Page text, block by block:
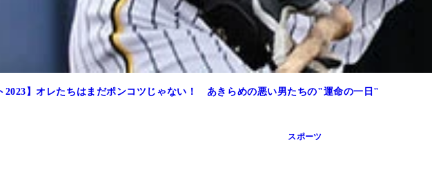
2023】オレたちはまだポンコツじゃない！ あきらめの悪い男たちの"運命の一日"
スポーツ